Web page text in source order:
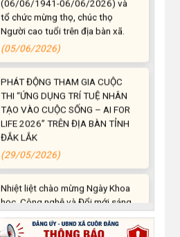
Người cao tuổi trên địa bàn xã.
(05/06/2026)
PHÁT ĐỘNG THAM GIA CUỘC
THI “ỨNG DỤNG TRÍ TUỆ NHÂN
TẠO VÀO CUỘC SỐNG – AI FOR
LIFE 2026” TRÊN ĐỊA BÀN TỈNH
ĐẮK LẮK
(29/05/2026)
Nhiệt liệt chào mừng Ngày Khoa
học, Công nghệ và Đổi mới sáng
tạo Việt Nam 18/5"
(15/05/2026)